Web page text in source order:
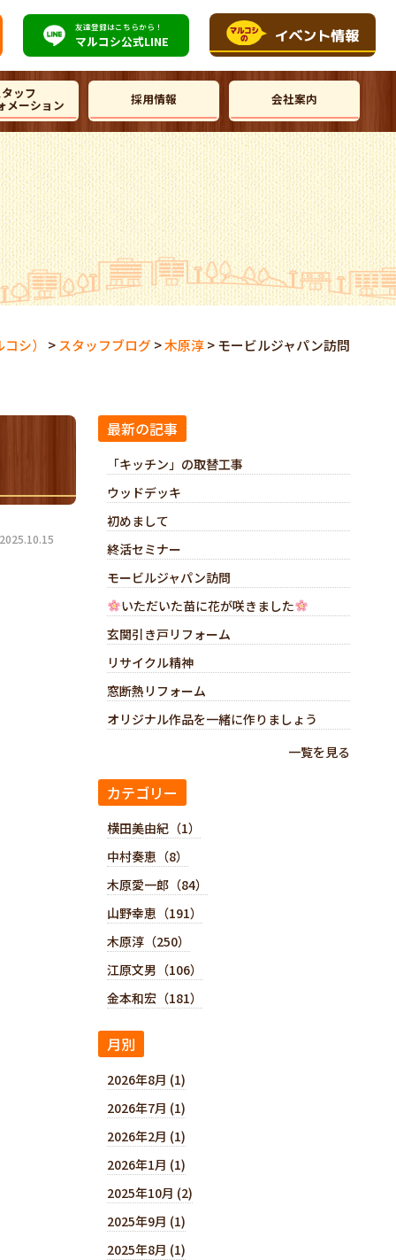
友達登録はこちらから！
マルコシ公式LINE
ッフ
メーション 採用情報 会社案内
シ） > スタッフブログ>木原淳>モービルジャパン訪問
最新の記事
「キッチン」の取替工事
ウッドデッキ
初めまして
終活セミナー
モービルジャパン訪問
いただいた苗に花が咲きました
玄関引き戸リフォーム
リサイクル精神
窓断熱リフォーム
オリジナル作品を一緒に作りましょう
一覧を見る
カテゴリー
横田美由紀（1）
中村奏恵（8）
木原愛一郎（84）
山野幸恵（191）
木原淳（250）
江原文男（106）
金本和宏（181）
月別
2026年8月 (1)
2026年7月 (1)
2026年2月 (1)
2026年1月 (1)
2025年10月 (2)
2025年9月 (1)
2025年8月 (1)